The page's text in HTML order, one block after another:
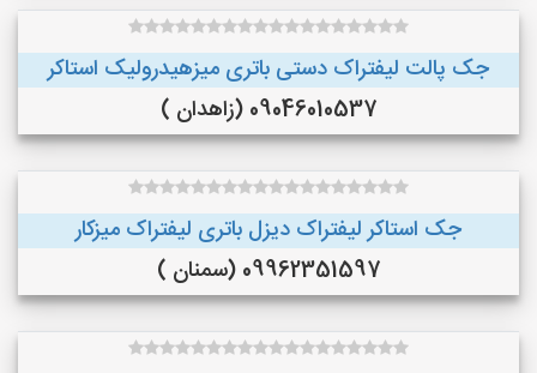
جک پالت لیفتراک دستی باتری میزهیدرولیک استاکر
09046010537 (زاهدان )
جک استاکر لیفتراک دیزل باتری لیفتراک میزکار
09962351597 (سمنان )